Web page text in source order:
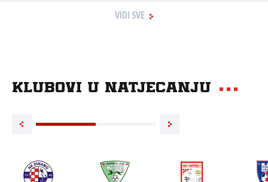
VIDI SVE
Klubovi u natjecanju